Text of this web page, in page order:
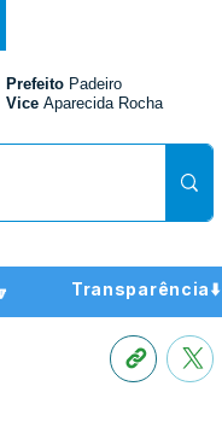
Prefeito Padeiro
Vice Aparecida Rocha
Transparência⬇️